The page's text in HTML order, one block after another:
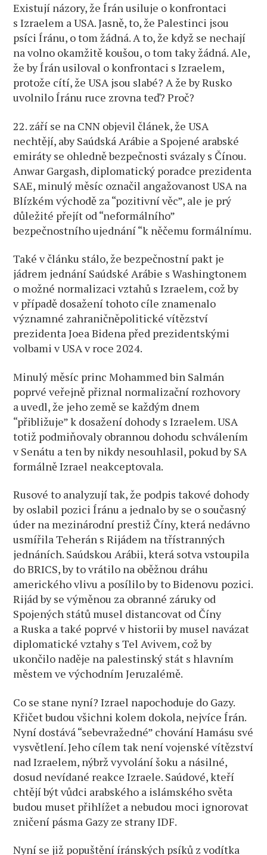
Existují názory, že Írán usiluje o konfrontaci
s Izraelem a USA. Jasně, to, že Palestinci jsou
psíci Íránu, o tom žádná. A to, že když se nechají
na volno okamžitě koušou, o tom taky žádná. Ale,
že by Írán usiloval o konfrontaci s Izraelem,
protože cítí, že USA jsou slabé? A že by Rusko
uvolnilo Íránu ruce zrovna teď? Proč?
22. září se na CNN objevil článek, že USA
nechtějí, aby Saúdská Arábie a Spojené arabské
emiráty se ohledně bezpečnosti svázaly s Čínou.
Anwar Gargash, diplomatický poradce prezidenta
SAE, minulý měsíc označil angažovanost USA na
Blízkém východě za “pozitivní věc”, ale je prý
důležité přejít od “neformálního”
bezpečnostního ujednání “k něčemu formálnímu.
Také v článku stálo, že bezpečnostní pakt je
jádrem jednání Saúdské Arábie s Washingtonem
o možné normalizaci vztahů s Izraelem, což by
v případě dosažení tohoto cíle znamenalo
významné zahraničněpolitické vítězství
prezidenta Joea Bidena před prezidentskými
volbami v USA v roce 2024.
Minulý měsíc princ Mohammed bin Salmán
poprvé veřejně přiznal normalizační rozhovory
a uvedl, že jeho země se každým dnem
“přibližuje” k dosažení dohody s Izraelem. USA
totiž podmiňovaly obrannou dohodu schválením
v Senátu a ten by nikdy nesouhlasil, pokud by SA
formálně Izrael neakceptovala.
Rusové to analyzují tak, že podpis takové dohody
by oslabil pozici Íránu a jednalo by se o současný
úder na mezinárodní prestiž Číny, která nedávno
usmířila Teherán s Rijádem na třístranných
jednáních. Saúdskou Arábii, která sotva vstoupila
do BRICS, by to vrátilo na oběžnou dráhu
amerického vlivu a posílilo by to Bidenovu pozici.
Rijád by se výměnou za obranné záruky od
Spojených států musel distancovat od Číny
a Ruska a také poprvé v historii by musel navázat
diplomatické vztahy s Tel Avivem, což by
ukončilo naděje na palestinský stát s hlavním
městem ve východním Jeruzalémě.
Co se stane nyní? Izrael napochoduje do Gazy.
Křičet budou všichni kolem dokola, nejvíce Írán.
Nyní dostává “sebevražedné” chování Hamásu své
vysvětlení. Jeho cílem tak není vojenské vítězství
nad Izraelem, nýbrž vyvolání šoku a násilné,
dosud nevídané reakce Izraele. Saúdové, kteří
chtějí být vůdci arabského a islámského světa
budou muset přihlížet a nebudou moci ignorovat
zničení pásma Gazy ze strany IDF.
Nyní se již popuštění íránských psíků z vodítka